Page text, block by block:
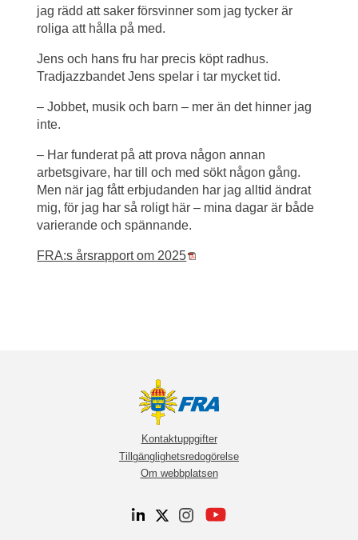
jag rädd att saker försvinner som jag tycker är
roliga att hålla på med.
Jens och hans fru har precis köpt radhus.
Tradjazzbandet Jens spelar i tar mycket tid.
– Jobbet, musik och barn – mer än det hinner jag
inte.
– Har funderat på att prova någon annan
arbetsgivare, har till och med sökt någon gång.
Men när jag fått erbjudanden har jag alltid ändrat
mig, för jag har så roligt här – mina dagar är både
varierande och spännande.
FRA:s årsrapport om 2025 Pdf, 16 MB, öppnas i nytt
Kontaktuppgifter
Tillgänglighetsredogörelse
Om webbplatsen